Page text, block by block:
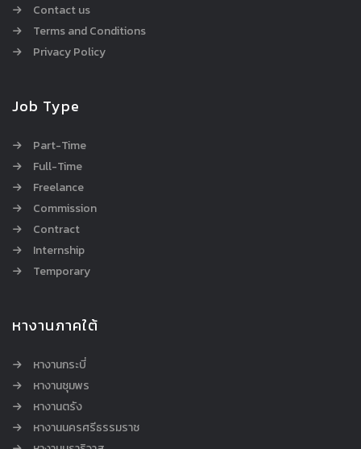
Contact us
Terms and Conditions
Privacy Policy
Job Type
Part-Time
Full-Time
Freelance
Commission
Contract
Internship
Temporary
หางานภาคใต้
หางานกระบี่
หางานชุมพร
หางานตรัง
หางานนครศรีธรรมราช